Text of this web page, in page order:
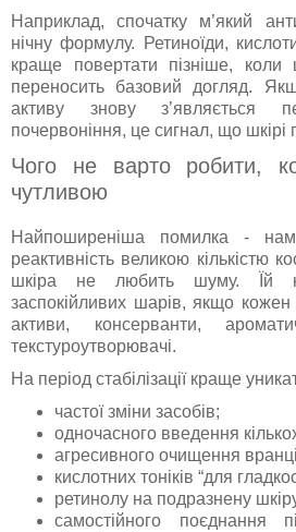
Наприклад, спочатку м’який
нічну формулу. Ретиноїди,
краще повертати пізніше, коли
переносить базовий догляд.
активу знову з’являється
почервоніння, це сигнал, що шкірі
Чого не варто робити,
чутливою
Найпоширеніша помилка -
реактивність великою кількістю
шкіра не любить шуму. Їй
заспокійливих шарів, якщо кожен
активи, консерванти,
текстуроутворювачі.
На період стабілізації краще
частої зміни засобів;
одночасного введення
агресивного очищення
кислотних тоніків “для
ретинолу на подразнену
самостійного поєднання